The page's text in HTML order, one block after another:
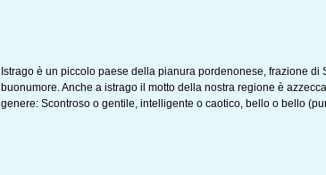
Istrago è un piccolo paese della pianura pordenonese, frazione
buonumore. Anche a istrago il motto della nostra regione è
genere: Scontroso o gentile, intelligente o caotico, bello o bello